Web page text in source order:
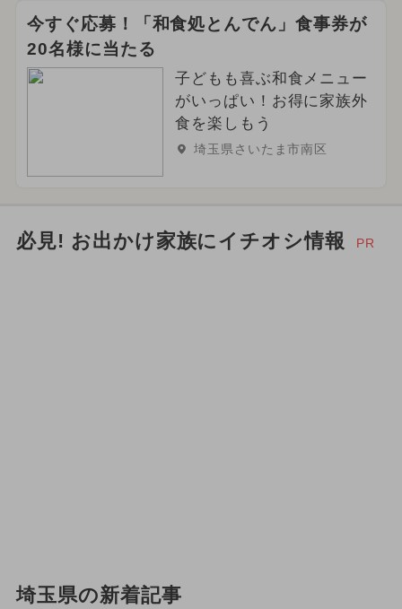
今すぐ応募！「和食処とんでん」食事券が
20名様に当たる
子どもも喜ぶ和食メニュー
がいっぱい！お得に家族外
食を楽しもう
埼玉県さいたま市南区
必見! お出かけ家族にイチオシ情報 PR
埼玉県の新着記事